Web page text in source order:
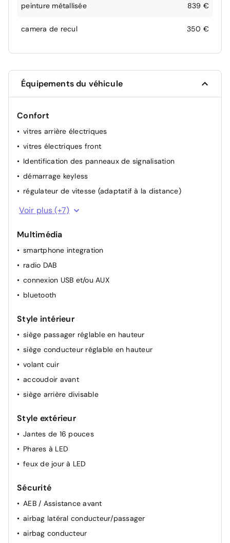
peinture métallisée 839 €
camera de recul 350 €
Équipements du véhicule
Confort
vitres arrière électriques
vitres électriques front
Identification des panneaux de signalisation
démarrage keyless
régulateur de vitesse (adaptatif à la distance)
volant chauffant
soutien lombaire électrique
détecteur de pluie
rétroviseur(s) électr.
climatisation (automatique)
siège chauffant avant
Voir plus (+7)
Multimédia
smartphone integration
radio DAB
connexion USB et/ou AUX
bluetooth
Style intérieur
siège passager réglable en hauteur
siège conducteur réglable en hauteur
volant cuir
accoudoir avant
siège arrière divisable
Style extérieur
Jantes de 16 pouces
Phares à LED
feux de jour à LED
Sécurité
AEB / Assistance avant
airbag latéral conducteur/passager
airbag conducteur